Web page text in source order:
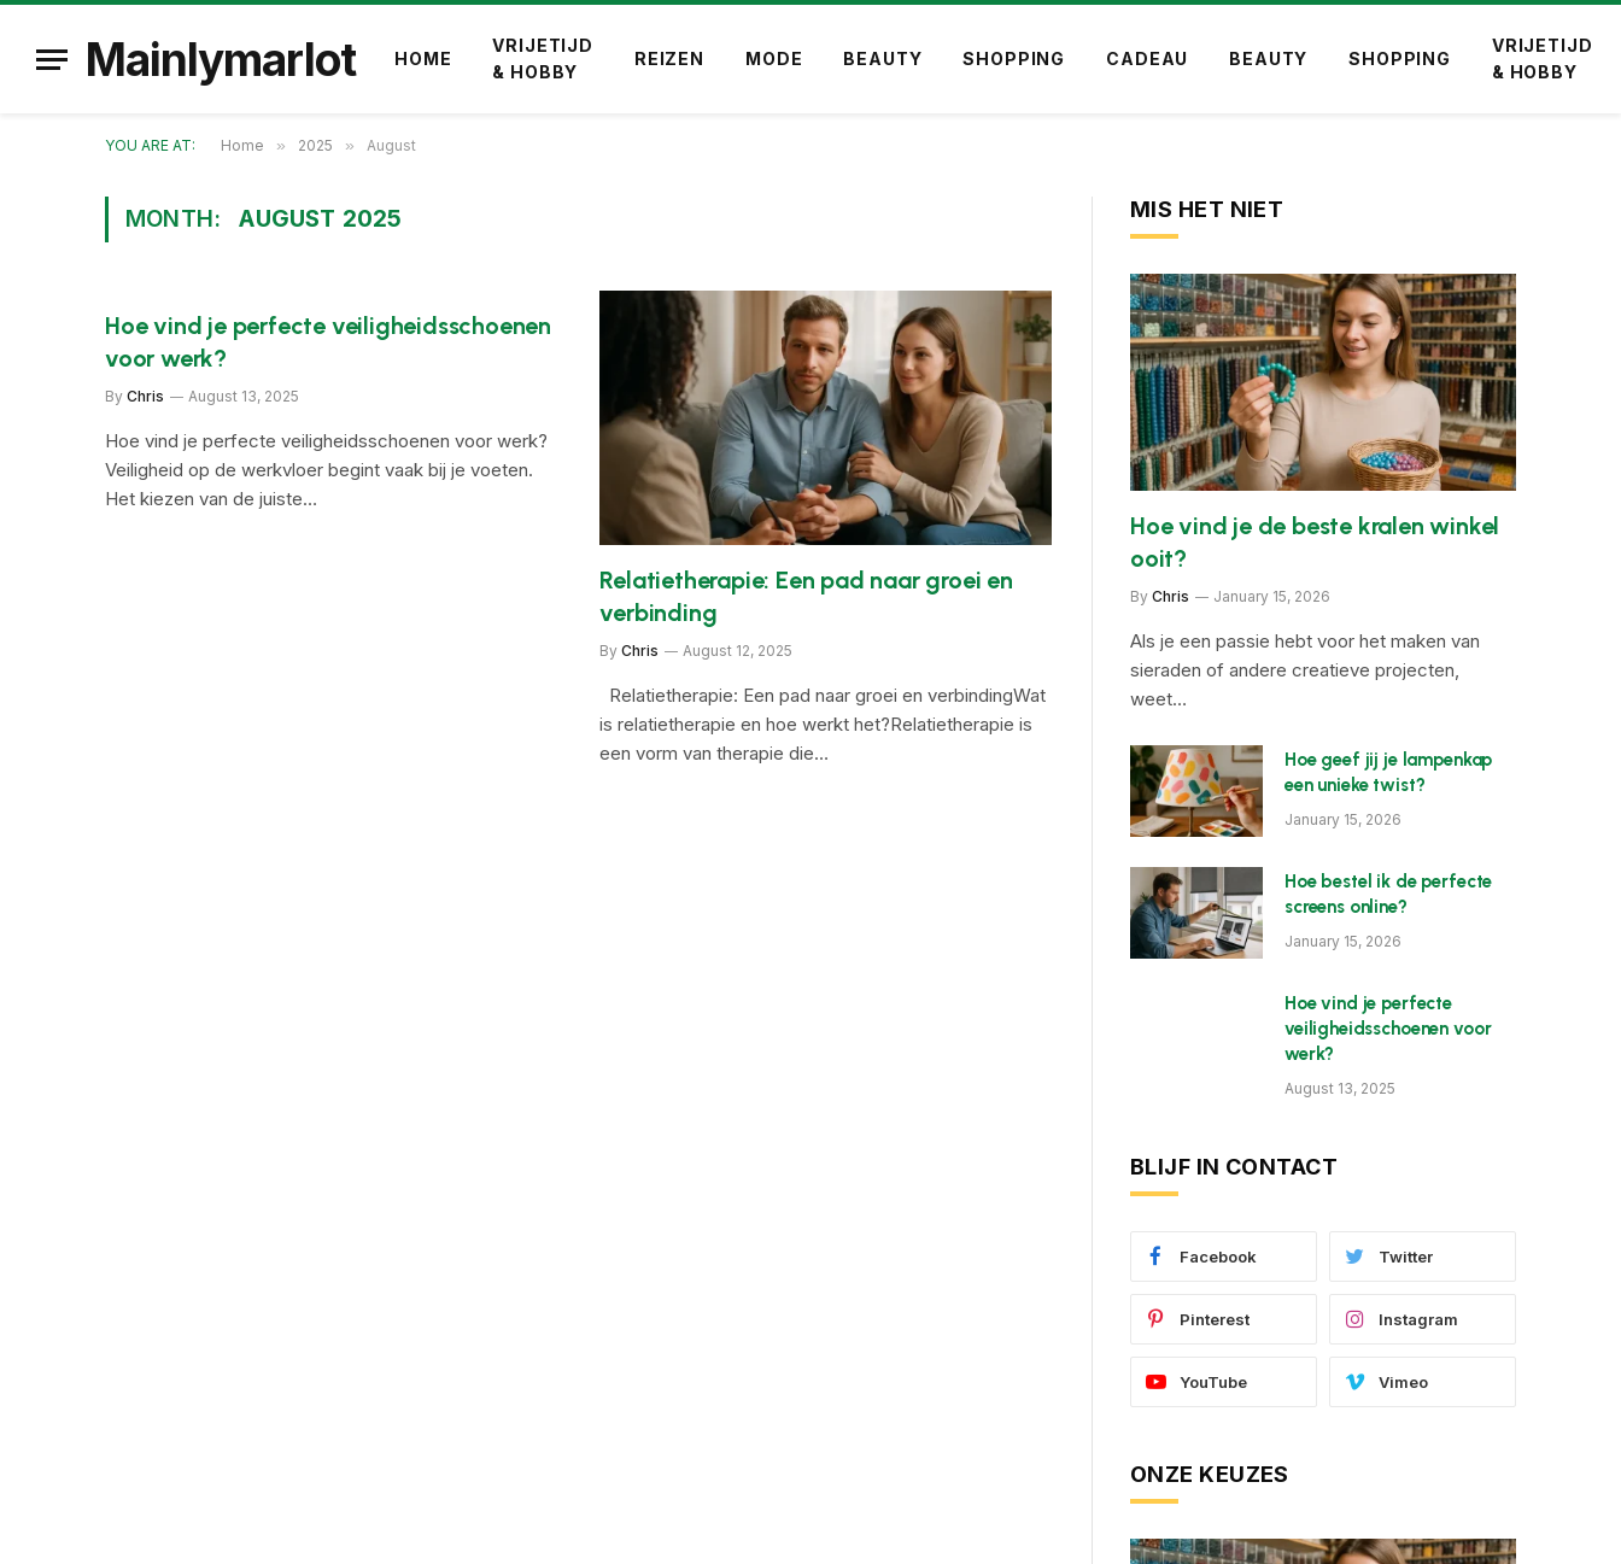
Mainlymarlot HOME
VRIJETIJD
& HOBBY
REIZEN MODE BEAUTY SHOPPING CADEAU BEAUTY SHOPPING
VRIJETIJD
& HOBBY
YOU ARE AT: Home » 2025 » August
MONTH: AUGUST 2025
Hoe vind je perfecte veiligheidsschoenen
voor werk?
By Chris August 13, 2025
Hoe vind je perfecte veiligheidsschoenen voor werk?
Veiligheid op de werkvloer begint vaak bij je voeten.
Het kiezen van de juiste…
Relatietherapie: Een pad naar groei en
verbinding
By Chris August 12, 2025
Relatietherapie: Een pad naar groei en verbindingWat
is relatietherapie en hoe werkt het?Relatietherapie is
een vorm van therapie die…
MIS HET NIET
Hoe vind je de beste kralen winkel
ooit?
By Chris January 15, 2026
Als je een passie hebt voor het maken van
sieraden of andere creatieve projecten,
weet…
Hoe geef jij je lampenkap
een unieke twist?
January 15, 2026
Hoe bestel ik de perfecte
screens online?
January 15, 2026
Hoe vind je perfecte
veiligheidsschoenen voor
werk?
August 13, 2025
BLIJF IN CONTACT
Facebook Twitter
Pinterest Instagram
YouTube Vimeo
ONZE KEUZES